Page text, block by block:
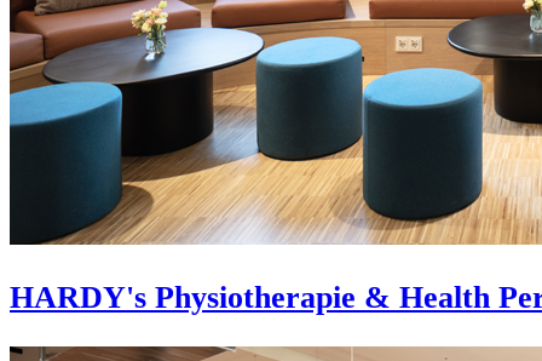
HARDY's Physiotherapie & Health